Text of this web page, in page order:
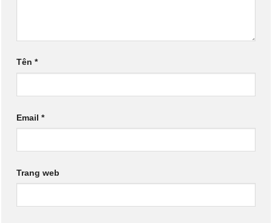
Tên *
Email *
Trang web